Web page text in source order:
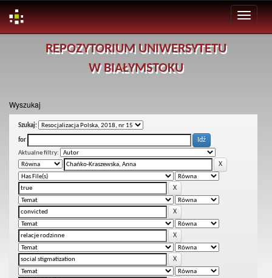
REPOZYTORIUM UNIWERSYTETU
W BIAŁYMSTOKU
Wyszukaj
Szukaj:
for
Aktualne filtry: